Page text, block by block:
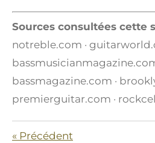
Sources consultées cette
notreble.com ·
bassmagazine.com ·
premierguitar.com ·
« Précédent